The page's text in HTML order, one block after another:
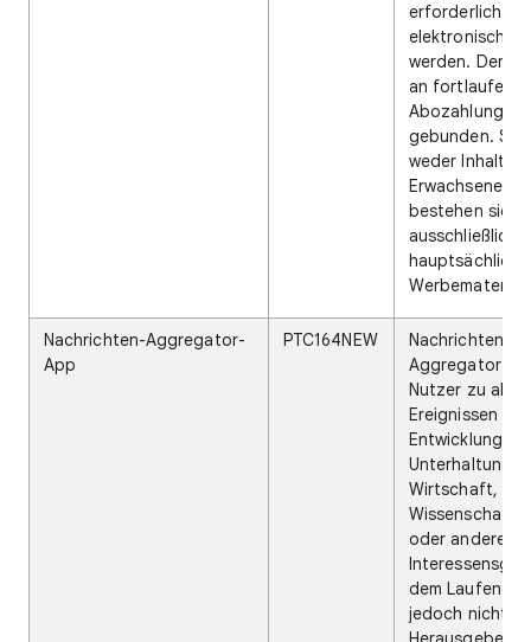
erforderlich
elektronisch
werden. Der
an
Abozahlungen
gebunden. Sie
weder Inhalte
Erwachsene
bestehen sie
ausschließlich
hauptsächlich
Werbematerial.
Nachrichten-Aggregator-
App
PTC164NEW
Nachrichten-
Aggregator-
Nutzer zu
Ereignissen
Entwicklungen
Unterhaltung,
Wirtschaft,
Wissenschaft,
oder anderen
dem
jedoch nicht